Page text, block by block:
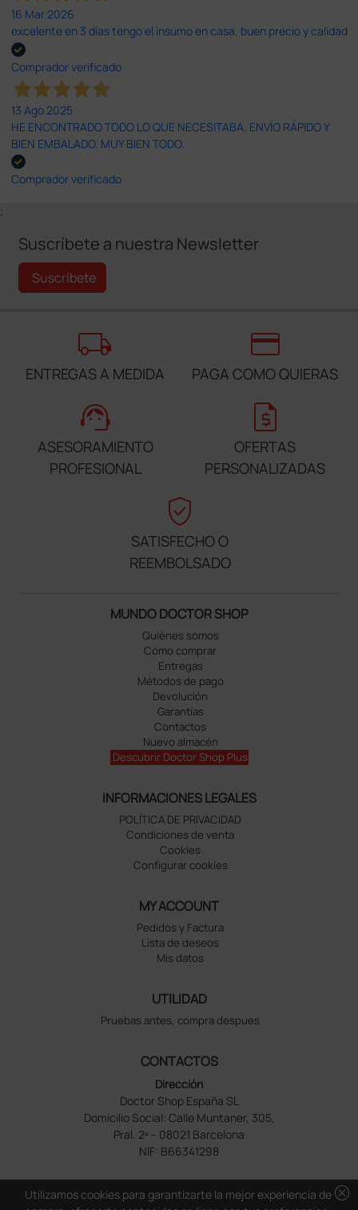
16 Mar 2026
excelente en 3 días tengo el insumo en casa, buen precio y calidad
Comprador verificado
13 Ago 2025
HE ENCONTRADO TODO LO QUE NECESITABA. ENVÍO RÁPIDO Y
BIEN EMBALADO. MUY BIEN TODO.
Comprador verificado
;
Suscríbete a nuestra Newsletter
Suscríbete
local_shipping
ENTREGAS A MEDIDA
credit_card
PAGA COMO QUIERAS
support_agent
ASESORAMIENTO
PROFESIONAL
request_quote
OFERTAS
PERSONALIZADAS
verified_user
SATISFECHO O
REEMBOLSADO
MUNDO DOCTOR SHOP
Quiénes somos
Cómo comprar
Entregas
Métodos de pago
Devolución
Garantías
Contactos
Nuevo almacén
Descubrir Doctor Shop Plus
INFORMACIONES LEGALES
POLÍTICA DE PRIVACIDAD
Condiciones de venta
Cookies
Configurar cookies
MY ACCOUNT
Pedidos y Factura
Lista de deseos
Mis datos
UTILIDAD
Pruebas antes, compra despues
CONTACTOS
Dirección
Doctor Shop España SL
Domicilio Social: Calle Muntaner, 305,
Pral. 2ª – 08021 Barcelona
NIF: B66341298
cancel
Utilizamos cookies para garantizarte la mejor experiencia de